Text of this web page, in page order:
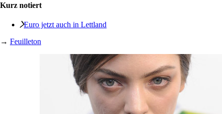
Kurz notiert
Euro jetzt auch in ­Lettland
→ Feuilleton